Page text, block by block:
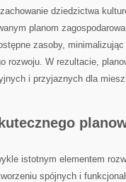
dziedzictwa
planom
zasoby,
rozwoju. W ⁤rezultacie,
i przyjaznych dla
istotnym elementem⁤
spójnych ‍i